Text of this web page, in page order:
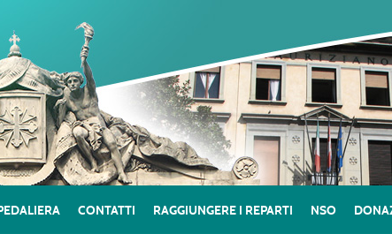
CONTATTI RAGGIUNGERE I REPARTI NSO